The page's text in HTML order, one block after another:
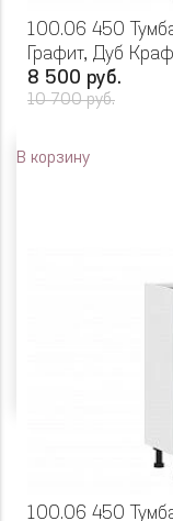
100.06 450
Графит, Дуб
8 500 руб.
10 700 руб.
В корзину
100.06 450